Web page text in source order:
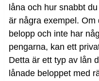
låna och hur snabbt
är några exempel.
belopp och inte har
pengarna, kan ett
Detta är ett typ av lån
lånade beloppet med